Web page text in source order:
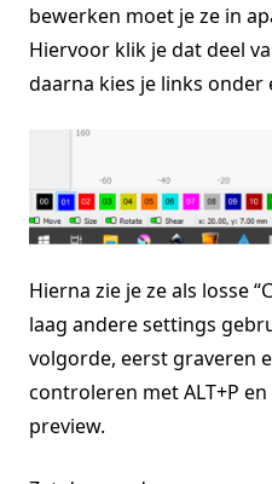
bewerken moet je ze in
Hiervoor klik je dat deel
daarna kies je links onder
Hierna zie je ze als losse
laag andere settings
volgorde, eerst graveren
controleren met ALT+P
preview.